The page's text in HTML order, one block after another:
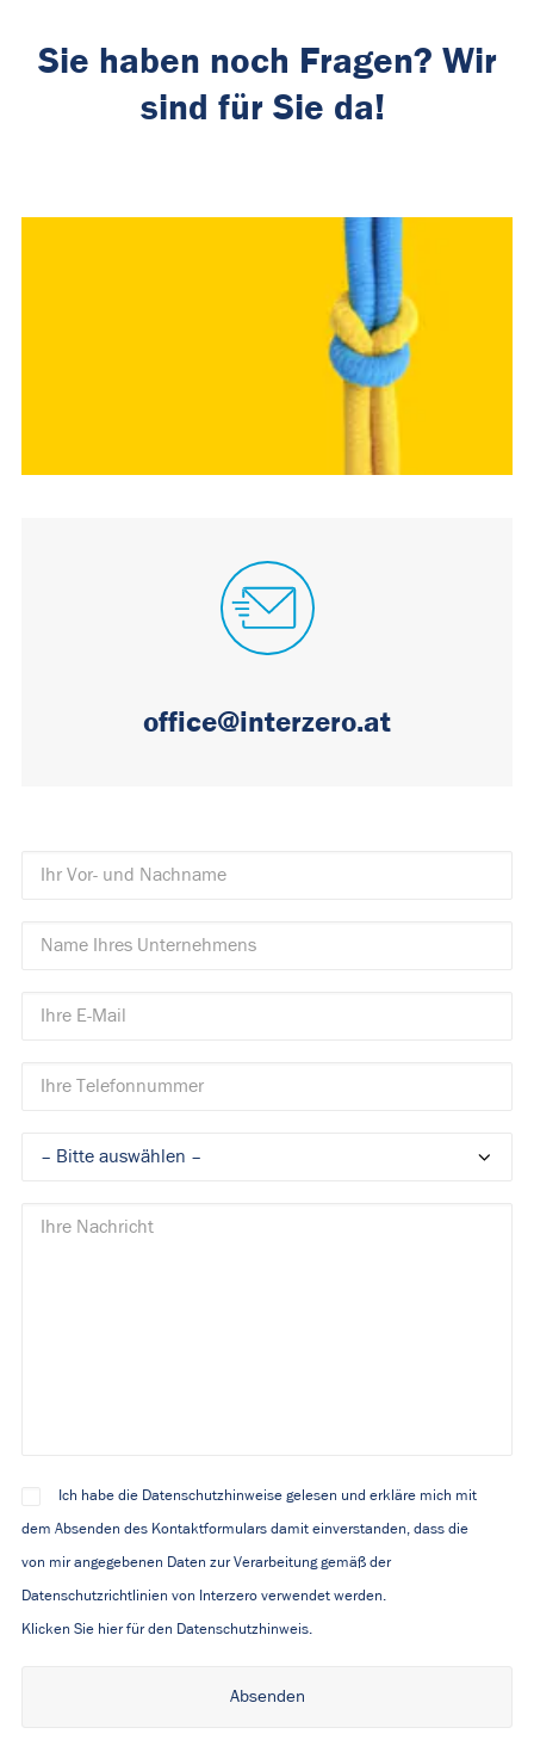
Sie haben noch Fragen? Wir
sind für Sie da!
office@interzero.at
Ich habe die Datenschutzhinweise gelesen und erkläre mich mit
dem Absenden des Kontaktformulars damit einverstanden, dass die
von mir angegebenen Daten zur Verarbeitung gemäß der
Datenschutzrichtlinien von Interzero verwendet werden.
Klicken Sie hier für den Datenschutzhinweis.